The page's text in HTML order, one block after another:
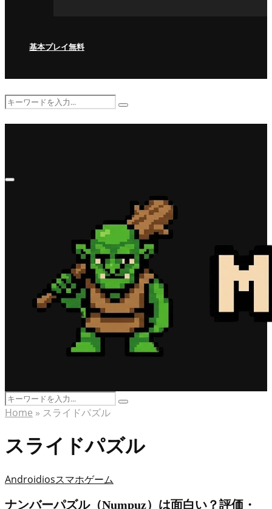
基本プレイ無料
Search
Search
Primary
Search
for:
Search
Home » スライドパズル
スライドパズル
Androidiosスマホゲーム
ナンバーパズル（Numpuz）は面白い？評価・